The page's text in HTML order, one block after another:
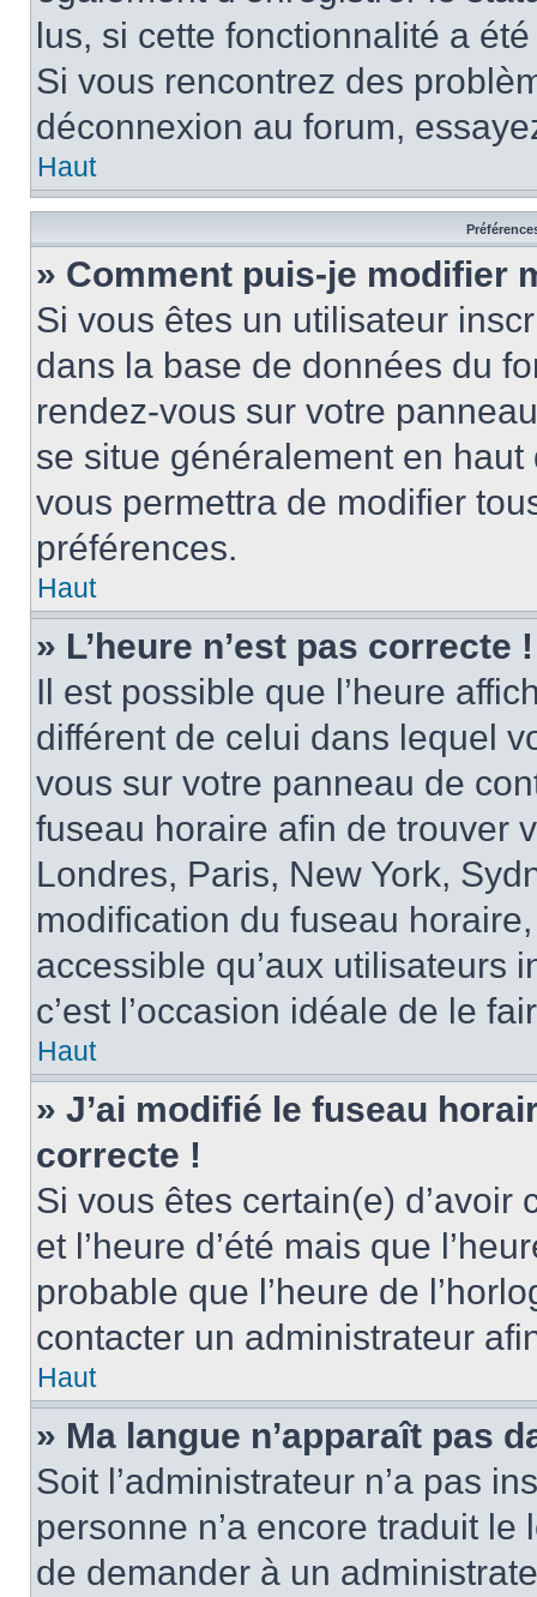
lus, si cette fonctionnalité a
Si vous rencontrez des
déconnexion au forum,
Haut
» Comment puis-je modifier
Si vous êtes un utilisateur
dans la base de données du
rendez-vous sur votre
se situe généralement en
vous permettra de modifier
préférences.
Haut
» L’heure n’est pas correcte !
Il est possible que l’heure
différent de celui dans lequel
vous sur votre panneau de
fuseau horaire afin de trouver
Londres, Paris, New York,
modification du fuseau
accessible qu’aux utilisateurs
c’est l’occasion idéale de le
Haut
» J’ai modifié le fuseau
correcte !
Si vous êtes certain(e)
et l’heure d’été mais que
probable que l’heure de
contacter un administrateur
Haut
» Ma langue n’apparaît pas
Soit l’administrateur n’a pas
personne n’a encore traduit
de demander à un